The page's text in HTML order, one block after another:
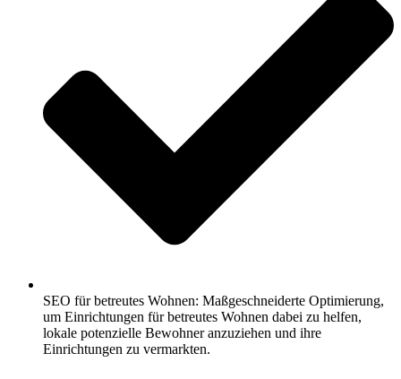
SEO für betreutes Wohnen: Maßgeschneiderte Optimierung,
um Einrichtungen für betreutes Wohnen dabei zu helfen,
lokale potenzielle Bewohner anzuziehen und ihre
Einrichtungen zu vermarkten.